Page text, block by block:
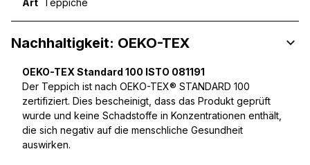
Art Teppiche
Nachhaltigkeit: OEKO-TEX
OEKO-TEX Standard 100 ISTO 081191
Der Teppich ist nach OEKO-TEX® STANDARD 100
zertifiziert. Dies bescheinigt, dass das Produkt geprüft
wurde und keine Schadstoffe in Konzentrationen enthält,
die sich negativ auf die menschliche Gesundheit
auswirken.